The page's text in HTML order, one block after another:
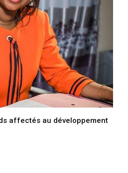
affectés au développement